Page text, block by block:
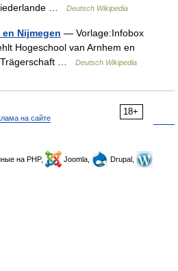
…
Deutsch Wikipedia
Nijmegen — Vorlage:Infobox
Hogeschool van Arnhem en
Trägerschaft …
Deutsch Wikipedia
18+
на сайте
на PHP, Joomla,
Drupal,